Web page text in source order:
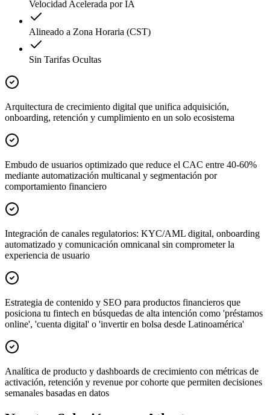
Velocidad Acelerada por IA
Alineado a Zona Horaria (CST)
Sin Tarifas Ocultas
Arquitectura de crecimiento digital que unifica adquisición,
onboarding, retención y cumplimiento en un solo ecosistema
Embudo de usuarios optimizado que reduce el CAC entre 40-60%
mediante automatización multicanal y segmentación por
comportamiento financiero
Integración de canales regulatorios: KYC/AML digital, onboarding
automatizado y comunicación omnicanal sin comprometer la
experiencia de usuario
Estrategia de contenido y SEO para productos financieros que
posiciona tu fintech en búsquedas de alta intención como 'préstamos
online', 'cuenta digital' o 'invertir en bolsa desde Latinoamérica'
Analítica de producto y dashboards de crecimiento con métricas de
activación, retención y revenue por cohorte que permiten decisiones
semanales basadas en datos